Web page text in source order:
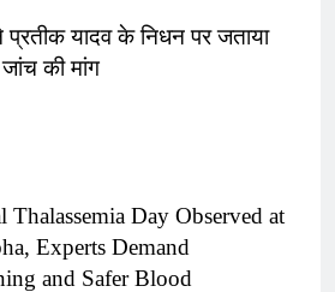
यादव के निधन पर जताया
की मांग
Thalassemia Day Observed at
Experts Demand
and Safer Blood